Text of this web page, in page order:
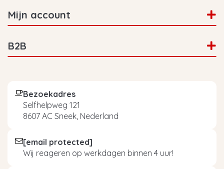
Mijn account
B2B
Bezoekadres
Selfhelpweg 121
8607 AC Sneek, Nederland
[email protected]
Wij reageren op werkdagen binnen 4 uur!